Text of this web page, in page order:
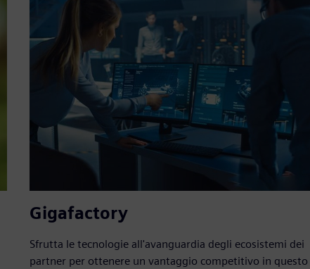
Gigafactory
Sfrutta le tecnologie all'avanguardia degli ecosistemi dei
partner per ottenere un vantaggio competitivo in questo